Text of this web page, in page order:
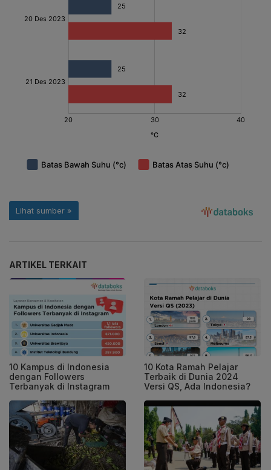
ARTIKEL TERKAIT
10 Kampus di Indonesia
dengan Followers
Terbanyak di Instagram
10 Kota Ramah Pelajar
Terbaik di Dunia 2024
Versi QS, Ada Indonesia?